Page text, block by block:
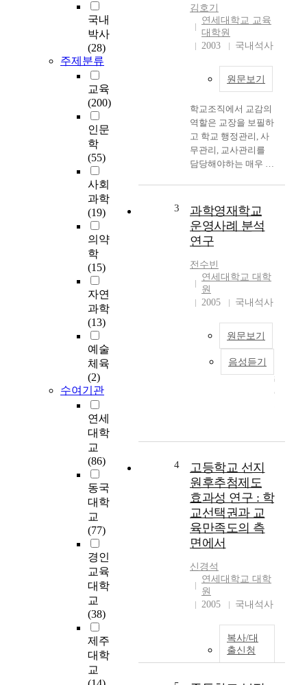
국내
박사
(28)
주제분류
교육
(200)
인문
학
(55)
사회
과학
(19)
의약
학
(15)
자연
과학
(13)
예술
체육
(2)
수여기관
연세
대학
교
(86)
동국
대학
교
(77)
경인
교육
대학
교
(38)
제주
대학
교
김호기
연세대학교 교육
대학원
2003
국내석사
원문보기
학교조직에서 교감의
역할은 교장을 보필하
고 학교 행정관리, 사
무관리, 교사관리를
담당해야하는 매우 중
학교 조직을 잘 관리
하기 위해서는 중간
관리자인 교감의 역할
이 절대적으로 중요하
다고 볼 수 있으며 특
히 교육현장에서 임하
는 교사들을 관리하는
일은 학교의 관리업무
본 연구는 학교조직의
원활한 관리를 위하여
교사들이 기대하는 중
달성에 기여할 수 있
는 개선방안을 모색하
고자 하였다. 교감의
역할에 대한 교사들의
인식을 분석한 결과를
종합하면 교감의 조정
자로서의 역할과 교감
의 인화조성자로서의
역할에 대해서 전반적
으로 높게 인식하고
있는 것으로 나타나서
할쇄신이 요구된다고
할 수 있다. 따라서 교
3
과학영재학교
운영사례 분석
연구
전수빈
연세대학교 대학
원
2005
국내석사
원문보기
음성듣기
래
에
대
4
고등학교 선지
원후추첨제도
효과성 연구 : 학
교선택권과 교
육만족도의 측
면에서
신경석
연세대학교 대학
원
2005
국내석사
복사/대
출신청